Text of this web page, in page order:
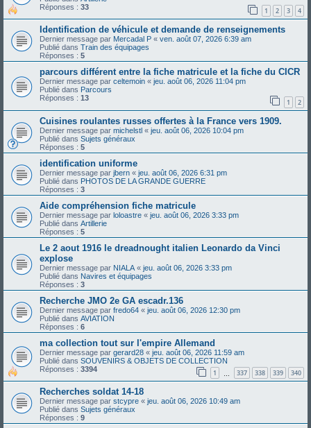
Réponses : 33 1 2 3 4
Identification de véhicule et demande de renseignements
Dernier message par Mercadal P « ven. août 07, 2026 6:39 am
Publié dans Train des équipages
Réponses : 5
parcours différent entre la fiche matricule et la fiche du CICR
Dernier message par celtemoin « jeu. août 06, 2026 11:04 pm
Publié dans Parcours
Réponses : 13 1 2
Cuisines roulantes russes offertes à la France vers 1909.
Dernier message par michelstl « jeu. août 06, 2026 10:04 pm
Publié dans Sujets généraux
Réponses : 5
identification uniforme
Dernier message par jbern « jeu. août 06, 2026 6:31 pm
Publié dans PHOTOS DE LA GRANDE GUERRE
Réponses : 3
Aide compréhension fiche matricule
Dernier message par loloastre « jeu. août 06, 2026 3:33 pm
Publié dans Artillerie
Réponses : 5
Le 2 aout 1916 le dreadnought italien Leonardo da Vinci
explose
Dernier message par NIALA « jeu. août 06, 2026 3:33 pm
Publié dans Navires et équipages
Réponses : 3
Recherche JMO 2e GA escadr.136
Dernier message par fredo64 « jeu. août 06, 2026 12:30 pm
Publié dans AVIATION
Réponses : 6
ma collection tout sur l'empire Allemand
Dernier message par gerard28 « jeu. août 06, 2026 11:59 am
Publié dans SOUVENIRS & OBJETS DE COLLECTION
Réponses : 3394 1 337 338 339 340
Recherches soldat 14-18
Dernier message par stcypre « jeu. août 06, 2026 10:49 am
Publié dans Sujets généraux
Réponses : 9